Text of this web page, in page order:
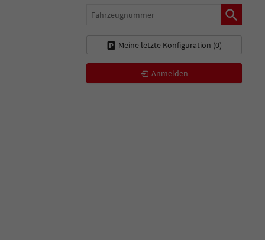
Fahrzeugnummer
Meine letzte Konfiguration (0)
Anmelden